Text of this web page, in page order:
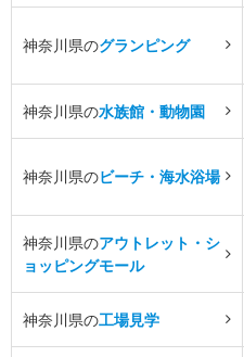
神奈川県のグランピング
神奈川県の水族館・動物園
神奈川県のビーチ・海水浴場
神奈川県のアウトレット・シ
ョッピングモール
神奈川県の工場見学